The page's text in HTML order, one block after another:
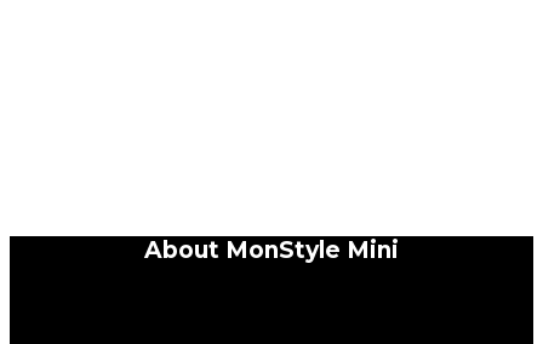
About MonStyle Mini